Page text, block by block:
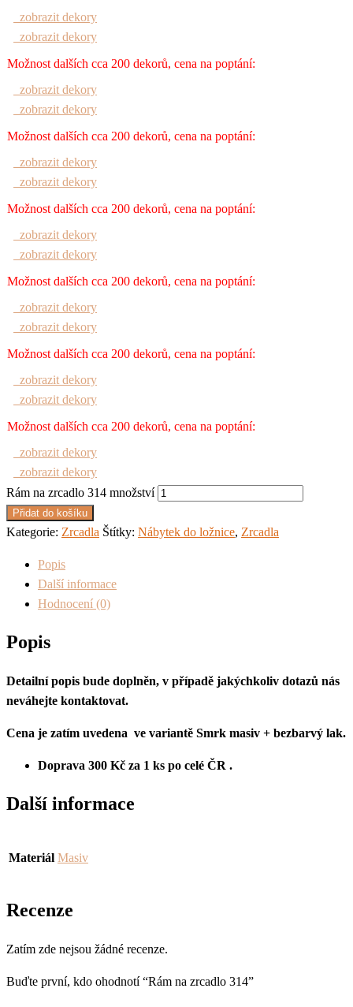
zobrazit dekory
zobrazit dekory
Možnost dalších cca 200 dekorů, cena na poptání:
zobrazit dekory
zobrazit dekory
Možnost dalších cca 200 dekorů, cena na poptání:
zobrazit dekory
zobrazit dekory
Možnost dalších cca 200 dekorů, cena na poptání:
zobrazit dekory
zobrazit dekory
Možnost dalších cca 200 dekorů, cena na poptání:
zobrazit dekory
zobrazit dekory
Možnost dalších cca 200 dekorů, cena na poptání:
zobrazit dekory
zobrazit dekory
Možnost dalších cca 200 dekorů, cena na poptání:
zobrazit dekory
zobrazit dekory
Rám na zrcadlo 314 množství
Přidat do košíku
Kategorie: Zrcadla Štítky: Nábytek do ložnice, Zrcadla
Popis
Další informace
Hodnocení (0)
Popis
Detailní popis bude doplněn, v případě jakýchkoliv dotazů nás
neváhejte kontaktovat.
Cena je zatím uvedena ve variantě Smrk masiv + bezbarvý lak.
Doprava 300 Kč za 1 ks po celé ČR .
Další informace
Materiál Masiv
Recenze
Zatím zde nejsou žádné recenze.
Buďte první, kdo ohodnotí “Rám na zrcadlo 314”